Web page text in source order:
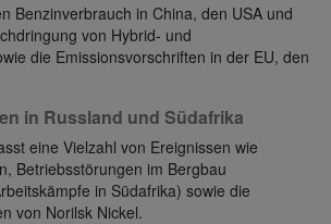
Benzinverbrauch in China, den USA und
von Hybrid- und
die Emissionsvorschriften in der EU, den
in Russland und Südafrika
eine Vielzahl von Ereignissen wie
Betriebsstörungen im Bergbau
in Südafrika) sowie die
von Norilsk Nickel.